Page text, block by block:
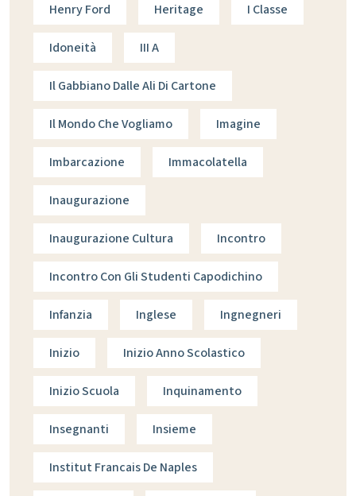
Henry Ford Heritage I Classe
Idoneità III A
Il Gabbiano Dalle Ali Di Cartone
Il Mondo Che Vogliamo Imagine
Imbarcazione Immacolatella
Inaugurazione
Inaugurazione Cultura Incontro
Incontro Con Gli Studenti Capodichino
Infanzia Inglese Ingnegneri
Inizio Inizio Anno Scolastico
Inizio Scuola Inquinamento
Insegnanti Insieme
Institut Francais De Naples